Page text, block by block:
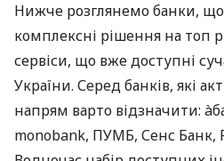
Нижче розглянемо банки,
комплексні рішення на топ
сервіси, що вже доступні
України. Серед банків, які
напрям варто відзначити:
monobank, ПУМБ, Сенс Банк,